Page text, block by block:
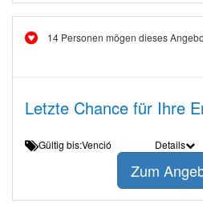
14 Personen mögen dieses
Letzte Chance für Ihre
Gültig bis:Venció Details
Zum